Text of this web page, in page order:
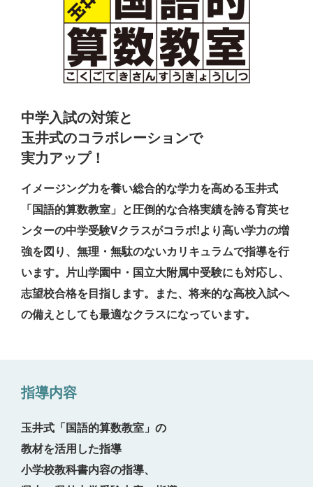
中学入試の対策と
玉井式のコラボレーションで
実力アップ！
イメージング力を養い総合的な学力を高める玉井式
「国語的算数教室」と圧倒的な合格実績を誇る育英セ
ンターの中学受験Vクラスがコラボ!より高い学力の増
強を図り、無理・無駄のないカリキュラムで指導を行
います。片山学園中・国立大附属中受験にも対応し、
志望校合格を目指します。また、将来的な高校入試へ
の備えとしても最適なクラスになっています。
指導内容
玉井式「国語的算数教室」の
教材を活用した指導
小学校教科書内容の指導、